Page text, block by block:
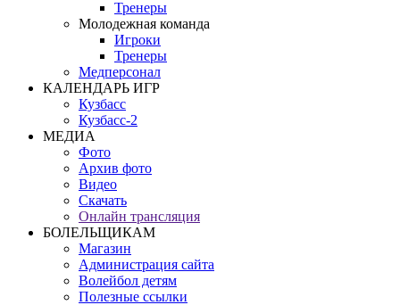
Тренеры
Молодежная команда
Игроки
Тренеры
Медперсонал
КАЛЕНДАРЬ ИГР
Кузбасс
Кузбасс-2
МЕДИА
Фото
Архив фото
Видео
Скачать
Онлайн трансляция
БОЛЕЛЬЩИКАМ
Магазин
Администрация сайта
Волейбол детям
Полезные ссылки